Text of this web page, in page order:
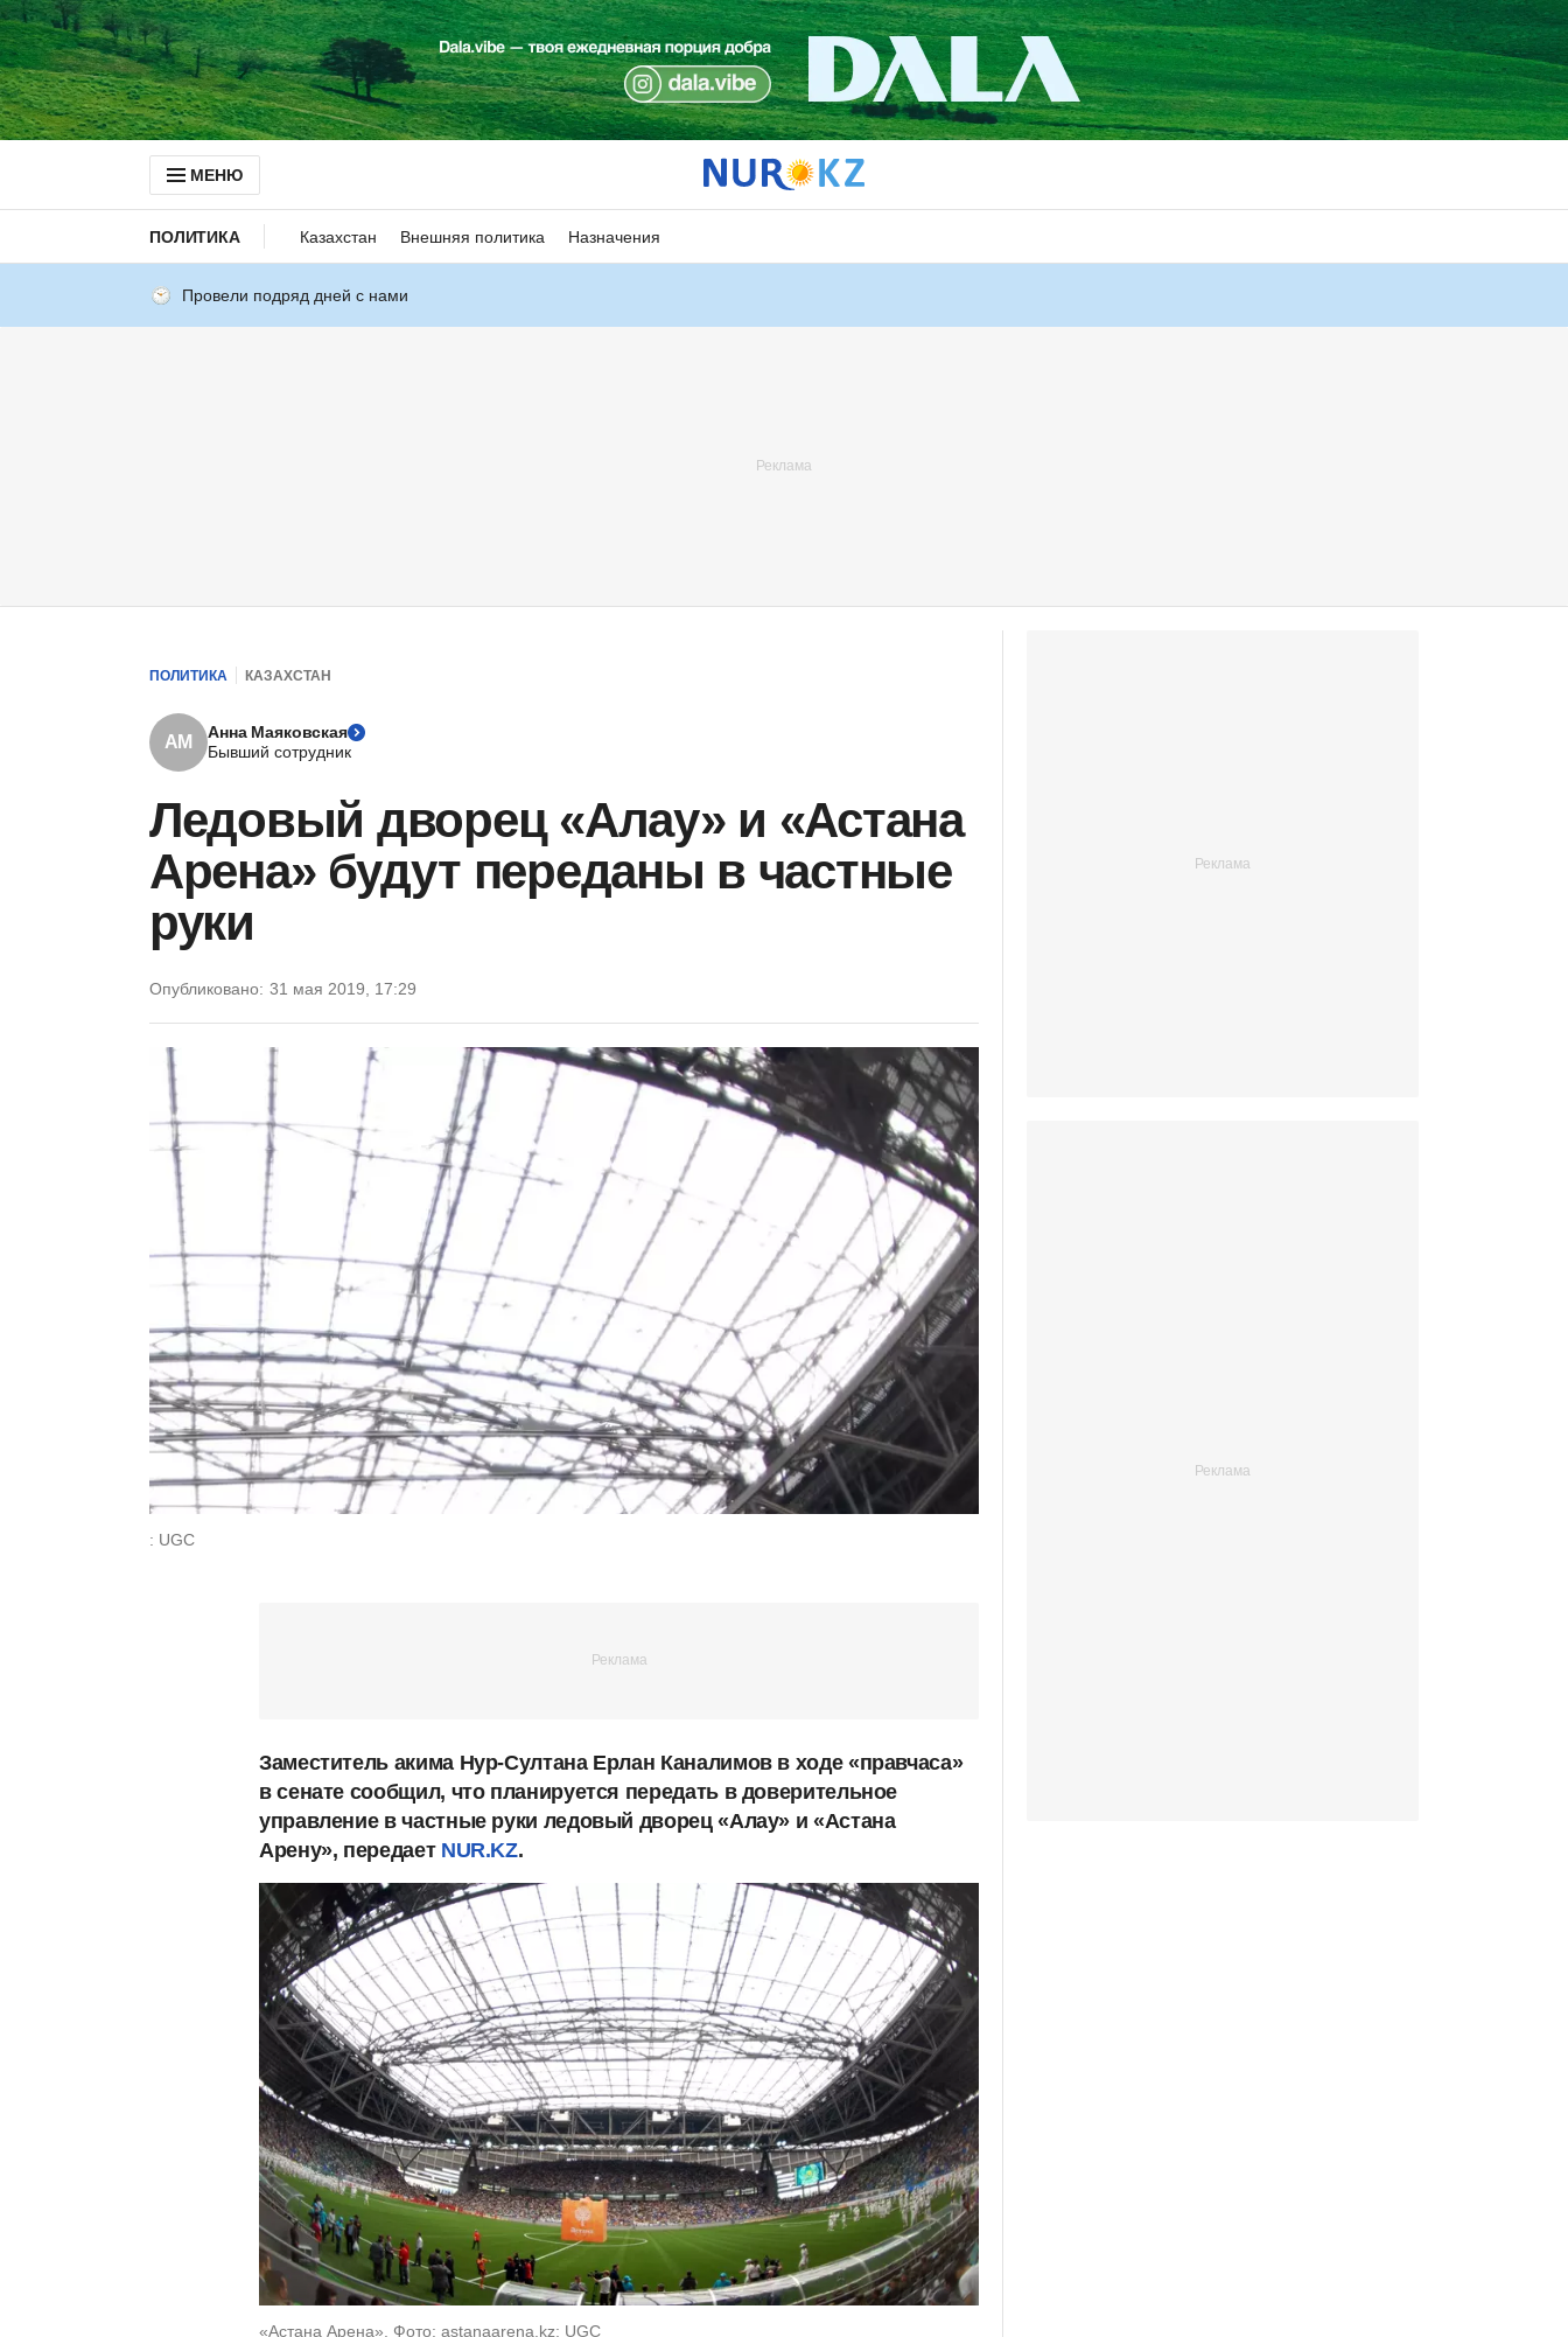
МЕНЮ
ПОЛИТИКА Казахстан Внешняя политика Назначения
Провели подряд дней с нами
ПОЛИТИКА КАЗАХСТАН
АМ
Анна Маяковская
Бывший сотрудник
Ледовый дворец «Алау» и «Астана
Арена» будут переданы в частные
руки
Опубликовано: 31 мая 2019, 17:29
: UGC
Заместитель акима Нур-Султана Ерлан Каналимов в ходе «правчаса»
в сенате сообщил, что планируется передать в доверительное
управление в частные руки ледовый дворец «Алау» и «Астана
Арену», передает NUR.KZ.
«Астана Арена». Фото: astanaarena.kz: UGC